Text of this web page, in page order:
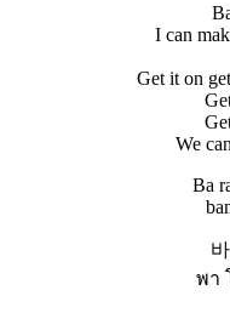
I can
Get it on
We
Ba
พา